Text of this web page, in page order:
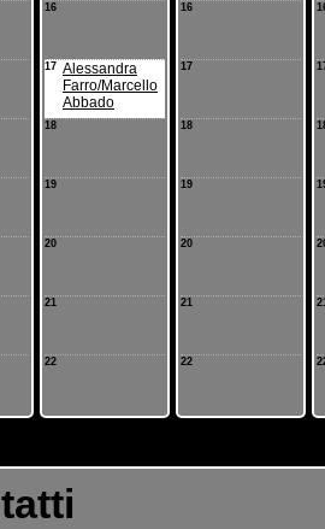
16
17 Alessandra
Farro/Marcello
Abbado
18
19
20
21
22
16
17
18
19
20
21
22